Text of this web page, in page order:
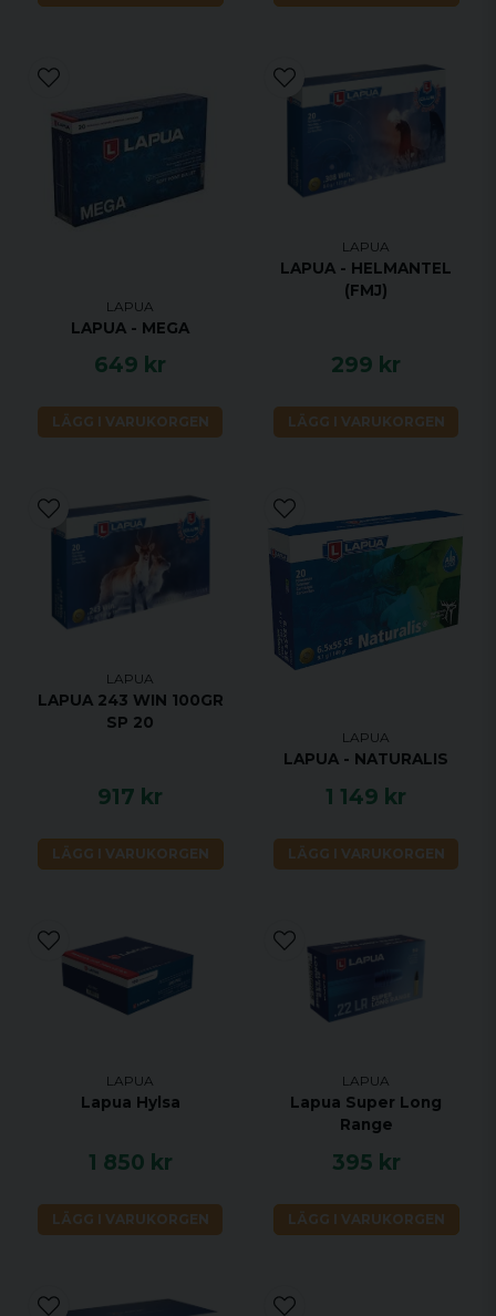
LAPUA
LAPUA - MEGA
649 kr
LÄGG I VARUKORGEN
LAPUA
LAPUA - HELMANTEL
(FMJ)
299 kr
LÄGG I VARUKORGEN
LAPUA
LAPUA 243 WIN 100GR
SP 20
917 kr
LÄGG I VARUKORGEN
LAPUA
LAPUA - NATURALIS
1 149 kr
LÄGG I VARUKORGEN
LAPUA
Lapua Hylsa
1 850 kr
LÄGG I VARUKORGEN
LAPUA
Lapua Super Long
Range
395 kr
LÄGG I VARUKORGEN